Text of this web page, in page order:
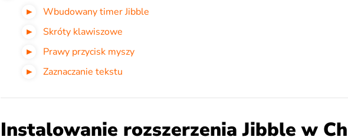
Wbudowany timer Jibble
Skróty klawiszowe
Prawy przycisk myszy
Zaznaczanie tekstu
Instalowanie rozszerzenia Jibble w